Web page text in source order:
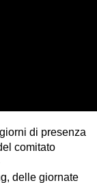
di presenza
comitato
delle giornate